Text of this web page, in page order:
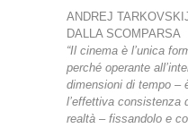
ANDREJ
DALLA SCOMPARSA
“Il cinema è l’unica
perché operante
dimensioni di tempo –
l’effettiva consistenza
realtà – fissandolo e